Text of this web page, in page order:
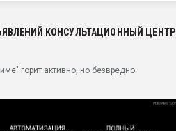
КОНСУЛЬТАЦИОННЫЙ ЦЕНТР
горит активно, но безвредно